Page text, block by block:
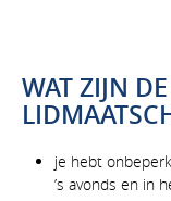
WAT ZIJN
je hebt
’s avonds en in